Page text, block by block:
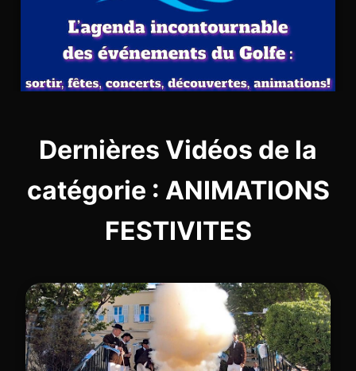
Dernières Vidéos de la
catégorie : ANIMATIONS
FESTIVITES